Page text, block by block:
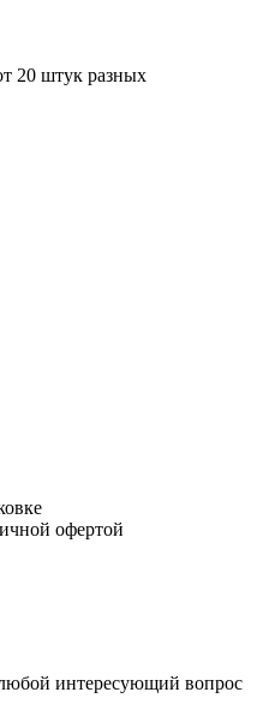
20 штук разных
офертой
интересующий вопрос